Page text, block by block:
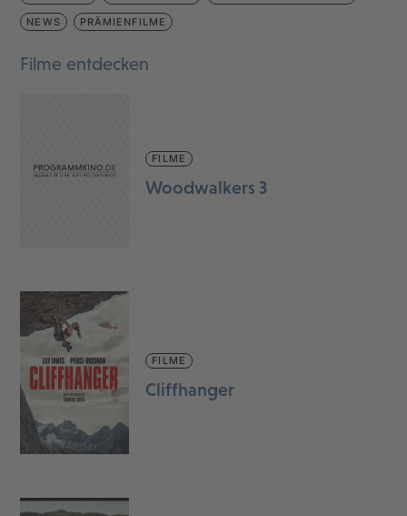
NEWS PRÄMIENFILME
Filme entdecken
FILME
Woodwalkers 3
FILME
Cliffhanger